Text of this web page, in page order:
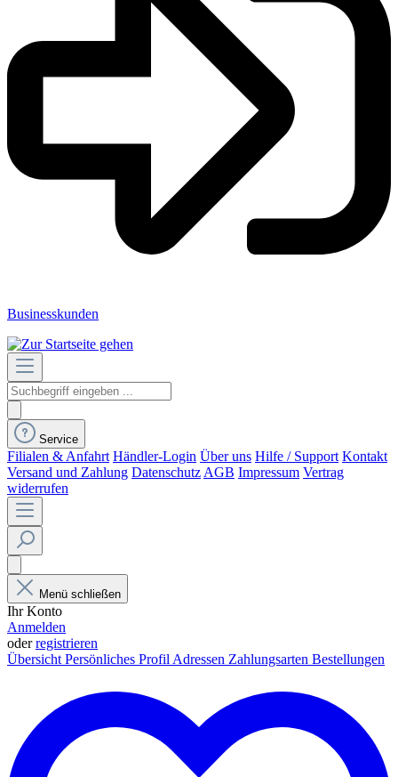
Businesskunden
Service
Filialen & Anfahrt Händler-Login Über uns Hilfe / Support Kontakt
Versand und Zahlung Datenschutz AGB Impressum Vertrag
widerrufen
Menü schließen
Ihr Konto
Anmelden
oderregistrieren
Übersicht Persönliches Profil Adressen Zahlungsarten Bestellungen